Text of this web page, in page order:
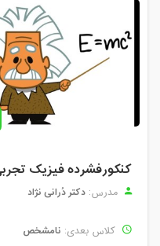
کنکورفشرده فیزیک
مدرس: دکتر دُرانی نژاد
کلاس بعدی: نامشخص